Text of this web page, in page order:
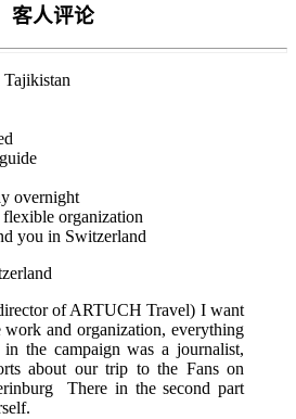
客人评论
overnight
organization
you in Switzerland
of ARTUCH Travel) I want
and organization, everything
the campaign was a journalist,
about our trip to the Fans on
There in the second part